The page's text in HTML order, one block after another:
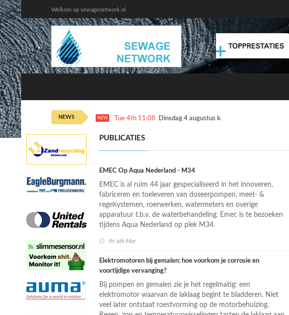
Welkom op sewagenetwork.nl
NEWS NEW Tue 4th 11:08 Dinsdag 4 augustus kans op smog door ozon
PUBLICATIES
EMEC Op Aqua Nederland - M34
EMEC is al ruim 44 jaar gespecialiseerd in het innoveren,
fabriceren en toeleveren van doseerpompen, meet- &
regelsystemen, roerwerken, watermeters en overige
apparatuur t.b.v. de waterbehandeling. Emec is te bezoeken
tijdens Aqua Nederland op plek M34.
Fri 6th Mar
Elektromotoren bij gemalen: hoe voorkom je corrosie en
voortijdige vervanging?
Bij pompen en gemalen zie je het regelmatig: een
elektromotor waarvan de laklaag begint te bladderen. Niet
veel later ontstaat roestvorming op de motorbehuizing.